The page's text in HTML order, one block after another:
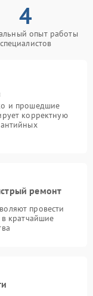
4
опыт работы
специалистов
и прошедшие
корректную
ремонт
провести
в кратчайшие